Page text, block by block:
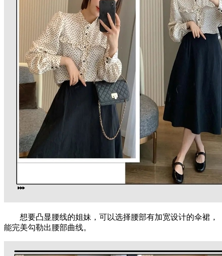
想要凸显腰线的姐妹，可以选择腰部有加宽设计的伞裙，
能完美勾勒出腰部曲线。